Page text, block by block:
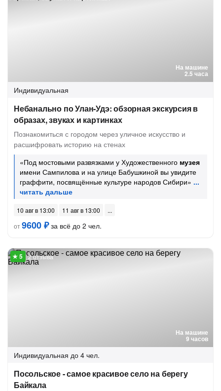
На машине
2.5 часа
Индивидуальная
Небанально по Улан-Удэ: обзорная экскурсия в
образах, звуках и картинках
Познакомиться с городом через уличное искусство и
расшифровать историю на стенах
«Под мостовыми развязками у Художественного музея
имени Сампилова и на улице Бабушкиной вы увидите
граффити, посвящённые культуре народов Сибири»
10 авг в 13:00
11 авг в 13:00
от9600 ₽за всё до 2 чел.
На машине
9 часов
2 отзыва
Индивидуальная до 4 чел.
Посольское - самое красивое село на берегу
Байкала